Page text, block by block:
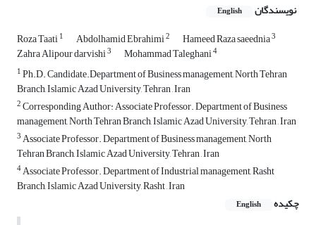
نویسندگان English
Roza Taati1 Abdolhamid Ebrahimi2 Hameed Raza saeednia3
Zahra Alipour darvishi3 Mohammad Taleghani4
1Ph.D. Candidate.Department of Business management, North Tehran
Branch, Islamic Azad University, Tehran , Iran
2Corresponding Author: Associate Professor. Department of Business
management, North Tehran Branch, Islamic Azad University, Tehran , Iran
3Associate Professor. Department of Business management, North
Tehran Branch, Islamic Azad University, Tehran , Iran
4Associate Professor. Department of Industrial management, Rasht
Branch, Islamic Azad University, Rasht , Iran
چکیده
English